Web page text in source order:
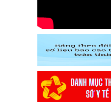
2024 - Lĩnh vực Y tế
Văn bản 24/KH-
Chương trình hành
quyết số 01/NQ-CP
Chính phủ về nhiệm
thực hiện Kế hoạch
hội và Dự toán ngân
2024 - Lĩnh vực Y tế